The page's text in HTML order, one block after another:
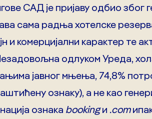
САД је пријаву одбио због
сама радња хотелске
и комерцијални карактер те
одлуком Уреда,
јавног мњења, 74,8%
ознаку), а не као
ознака bookingи .com